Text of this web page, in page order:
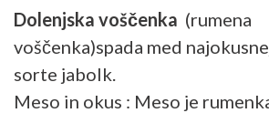
Dolenjska voščenka (rumena
voščenka)spada med
sorte jabolk.
Meso in okus : Meso je